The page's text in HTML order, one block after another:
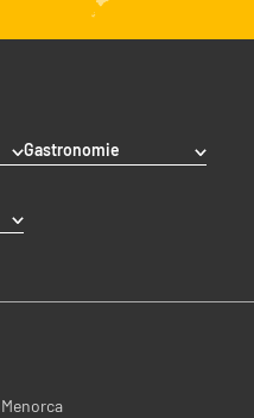
Gastronomie
Menorca